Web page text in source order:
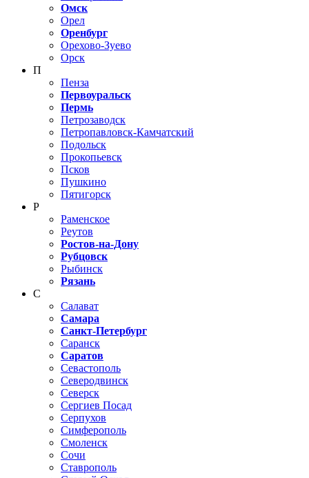
Омск
Орел
Оренбург
Орехово-Зуево
Орск
П
Пенза
Первоуральск
Пермь
Петрозаводск
Петропавловск-Камчатский
Подольск
Прокопьевск
Псков
Пушкино
Пятигорск
Р
Раменское
Реутов
Ростов-на-Дону
Рубцовск
Рыбинск
Рязань
С
Салават
Самара
Санкт-Петербург
Саранск
Саратов
Севастополь
Северодвинск
Северск
Сергиев Посад
Серпухов
Симферополь
Смоленск
Сочи
Ставрополь